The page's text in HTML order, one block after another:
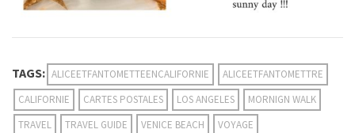
TAGS: ALICEETFANTOMETTEENCALIFORNIE
ALICEETFANTOMETTRE
CALIFORNIE
CARTES POSTALES LOS ANGELES
MORNIGN WALK
TRAVEL
TRAVEL GUIDE VENICE BEACH VOYAGE